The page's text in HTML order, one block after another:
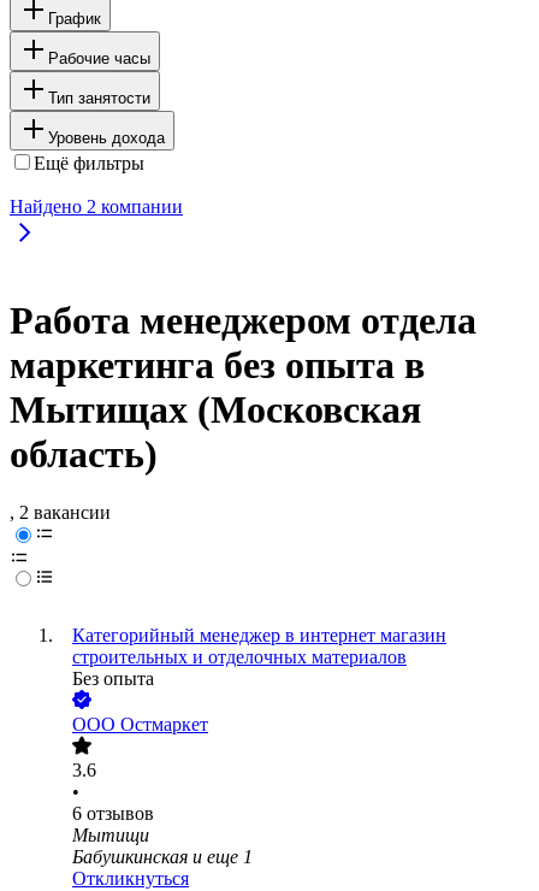
График
Рабочие часы
Тип занятости
Уровень дохода
Ещё фильтры
Найдено 2 компании
Работа менеджером отдела
маркетинга без опыта в
Мытищах (Московская
область)
, 2 вакансии
Категорийный менеджер в интернет магазин
строительных и отделочных материалов
Без опыта
ООО Остмаркет
3.6
•
6 отзывов
Мытищи
Бабушкинская и еще 1
Откликнуться